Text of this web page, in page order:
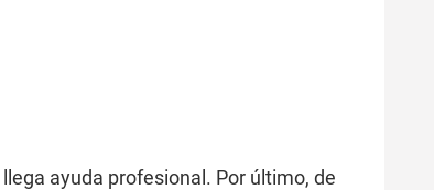
ayuda profesional. Por último, de